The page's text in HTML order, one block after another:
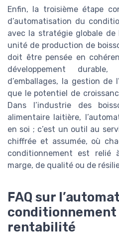
Enfin, la troisième étape
d’automatisation du
avec la stratégie globale de
unité de production de
doit être pensée en
développement
d’emballages, la gestion de
que le potentiel de
Dans l’industrie des
alimentaire laitière,
en soi ; c’est un outil au
chiffrée et assumée, où
conditionnement est relié
marge, de qualité ou de
FAQ sur
rentabilité